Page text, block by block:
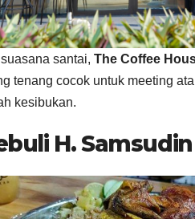
santai, The Coffee
tenang cocok untuk meeting
kesibukan.
H. Samsudin